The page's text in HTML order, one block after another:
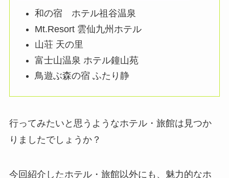
和の宿 ホテル祖谷温泉
Mt.Resort 雲仙九州ホテル
山荘 天の里
富士山温泉 ホテル鐘山苑
鳥遊ぶ森の宿 ふたり静
行ってみたいと思うようなホテル・旅館は見つか
りましたでしょうか？
今回紹介したホテル・旅館以外にも、魅力的なホ